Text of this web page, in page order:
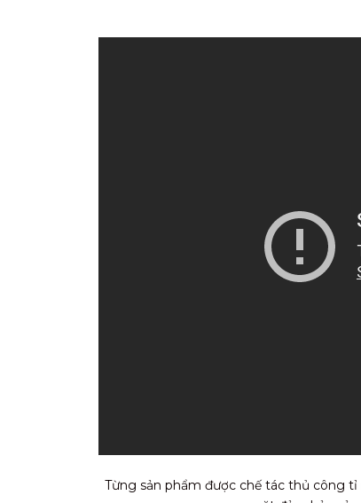
Từng sản phẩm được chế tác thủ công